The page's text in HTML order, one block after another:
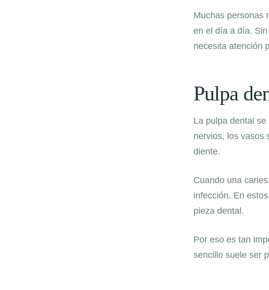
Muchas personas
en el día a día.
necesita atención
Pulpa
La pulpa dental
nervios, los vasos
diente.
Cuando una
infección. En
pieza dental.
Por eso es tan
sencillo suele ser